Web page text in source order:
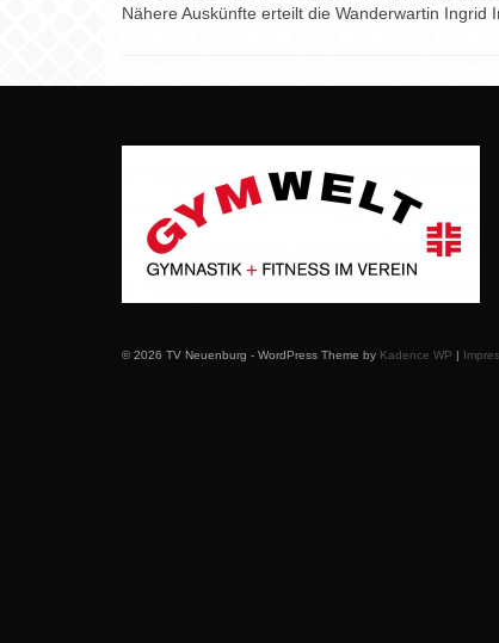
Nähere Auskünfte erteilt die Wanderwartin Ingrid
© 2026 TV Neuenburg - WordPress Theme by Kadence WP |